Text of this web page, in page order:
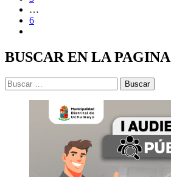
…
6
BUSCAR EN LA
Buscar: